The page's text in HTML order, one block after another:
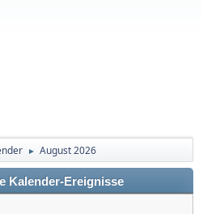
► August 2026
Kalender-Ereignisse